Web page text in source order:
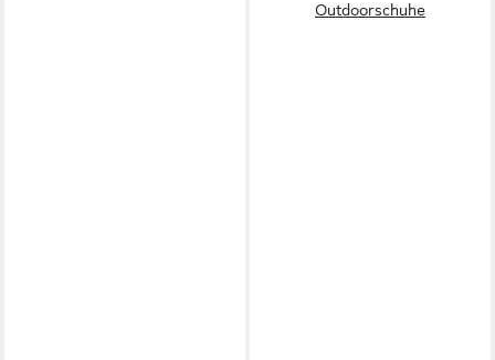
Outdoorschuhe